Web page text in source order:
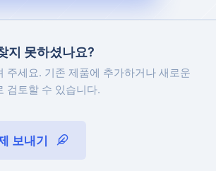
지 못하셨나요?
주세요. 기존 제품에 추가하거나 새로운
검토할 수 있습니다.
보내기